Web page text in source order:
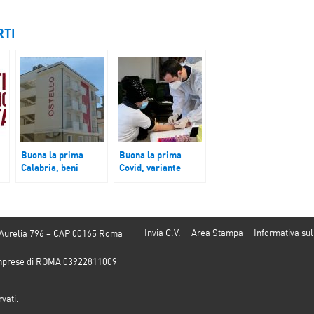
Buona la prima
Calabria, beni
sostenibile
Buona la prima
Covid, variante
Pass 2, senza voti di
metà della Lega
Invia C.V. Area Stampa Informativa
796 – CAP 00165 Roma
di ROMA 03922811009